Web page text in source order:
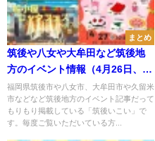
まとめ
筑後や八女や大牟田など筑後地
方のイベント情報（4月26日、27
日）
福岡県筑後市や八女市、大牟田市や久留米
市などなど筑後地方のイベント記事だって
もりもり掲載している「筑後いこい」で
す。毎度ご覧いただいている方...